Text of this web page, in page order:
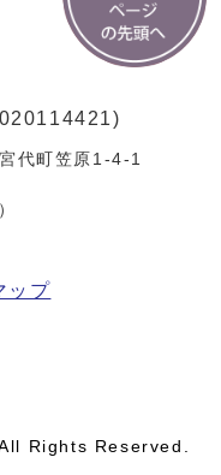
代町笠原1-4-1
ップ
Rights Reserved.